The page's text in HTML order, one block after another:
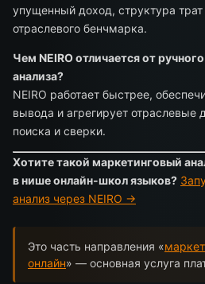
упущенный доход, структура
отраслевого бенчмарка.
Чем NEIRO отличается от
анализа?
NEIRO работает быстрее,
вывода и агрегирует отраслевые
поиска и сверки.
Хотите такой маркетинговый
в нише онлайн-школ языков?
анализ через NEIRO →
Это часть направления «
онлайн» — основная услуга